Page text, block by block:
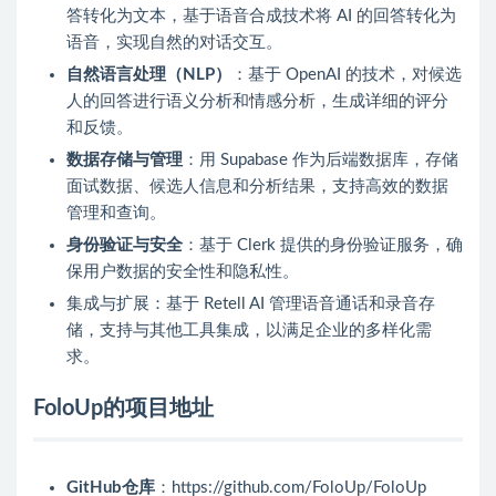
答转化为文本，基于语音合成技术将 AI 的回答转化为
语音，实现自然的对话交互。
自然语言处理（NLP）
：基于 OpenAI 的技术，对候选
人的回答进行语义分析和情感分析，生成详细的评分
和反馈。
数据存储与管理 ：用 Supabase 作为后端数据库，存储
面试数据、候选人信息和分析结果，支持高效的数据
管理和查询。
身份验证与安全 ：基于 Clerk 提供的身份验证服务，确
保用户数据的安全性和隐私性。
集成与扩展：基于 Retell AI 管理语音通话和录音存
储，支持与其他工具集成，以满足企业的多样化需
求。
FoloUp的项目地址
GitHub仓库 ：https://github.com/FoloUp/FoloUp